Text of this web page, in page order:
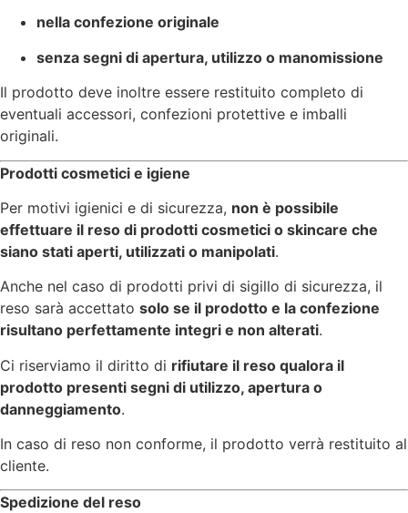
nella confezione originale
senza segni di apertura, utilizzo o manomissione
Il prodotto deve inoltre essere restituito completo di
eventuali accessori, confezioni protettive e imballi
originali.
Prodotti cosmetici e igiene
Per motivi igienici e di sicurezza, non è possibile
effettuare il reso di prodotti cosmetici o skincare che
siano stati aperti, utilizzati o manipolati.
Anche nel caso di prodotti privi di sigillo di sicurezza, il
reso sarà accettato solo se il prodotto e la confezione
risultano perfettamente integri e non alterati.
Ci riserviamo il diritto di rifiutare il reso qualora il
prodotto presenti segni di utilizzo, apertura o
danneggiamento.
In caso di reso non conforme, il prodotto verrà restituito al
cliente.
Spedizione del reso